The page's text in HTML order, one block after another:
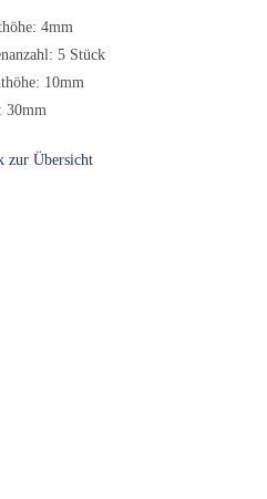
4mm
5 Stück
10mm
30mm
zur Übersicht